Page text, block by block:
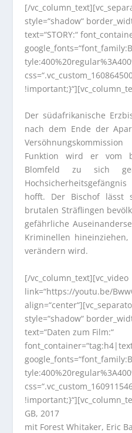
[/
style=“shadow“
text=“STORY:“
Der südafrikanische
nach dem Ende der
Funktion wird er vom
Blomfeld zu sich
hofft. Der Bischof lässt
brutalen Sträflingen
gefährliche
Kriminellen
verändern wird.
[/vc_column_text][vc_video
link=“https://youtu.be/
style=“shadow“
text=“Daten zum Film:“
GB, 2017
mit Forest Whitaker, Eric